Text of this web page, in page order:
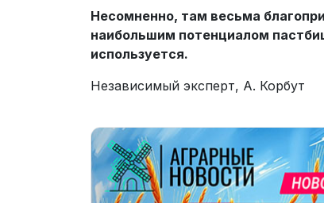
Несомненно, там весьма
наибольшим потенциалом
используется.
Независимый эксперт, А. Корбут